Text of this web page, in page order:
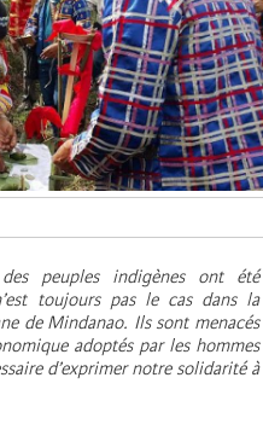
peuples indigènes ont été
toujours pas le cas dans la
de Mindanao. Ils sont menacés
adoptés par les hommes
d’exprimer notre solidarité à